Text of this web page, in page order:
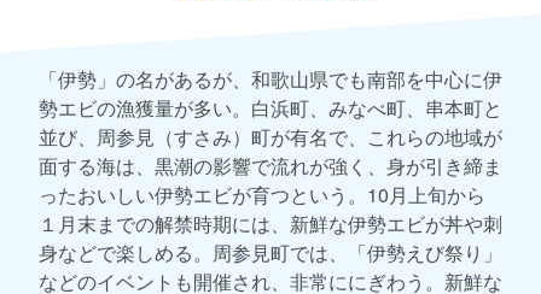
「伊勢」の名があるが、和歌山県でも南部を中心に伊
勢エビの漁獲量が多い。白浜町、みなべ町、串本町と
並び、周参見（すさみ）町が有名で、これらの地域が
面する海は、黒潮の影響で流れが強く、身が引き締ま
ったおいしい伊勢エビが育つという。10月上旬から
１月末までの解禁時期には、新鮮な伊勢エビが丼や刺
身などで楽しめる。周参見町では、「伊勢えび祭り」
などのイベントも開催され、非常ににぎわう。新鮮な